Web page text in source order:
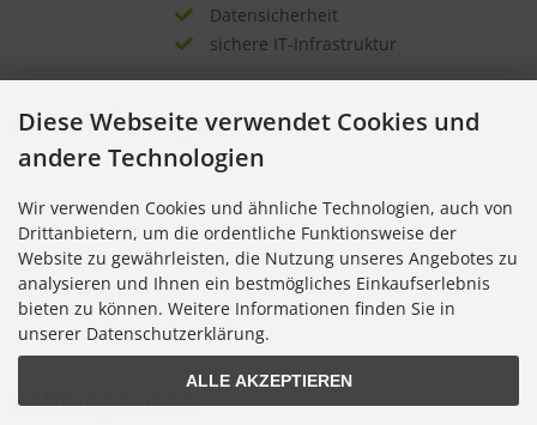
Datensicherheit
sichere IT-Infrastruktur
Auszeichnungen
Zahlungsarten
Diese Webseite verwendet Cookies und
andere Technologien
Wir verwenden Cookies und ähnliche Technologien, auch von
Drittanbietern, um die ordentliche Funktionsweise der
Website zu gewährleisten, die Nutzung unseres Angebotes zu
analysieren und Ihnen ein bestmögliches Einkaufserlebnis
bieten zu können. Weitere Informationen finden Sie in
unserer Datenschutzerklärung.
ALLE AKZEPTIEREN